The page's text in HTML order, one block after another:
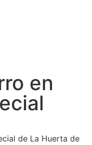
en
de La Huerta de